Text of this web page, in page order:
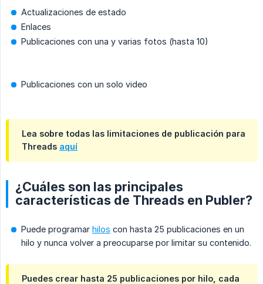
Actualizaciones de estado
Enlaces
Publicaciones con una y varias fotos (hasta 10)
Publicaciones con un solo video
Lea sobre todas las limitaciones de publicación para
Threads aquí
¿Cuáles son las principales
características de Threads en Publer?
Puede programar hilos con hasta 25 publicaciones en un
hilo y nunca volver a preocuparse por limitar su contenido.
Puedes crear hasta 25 publicaciones por hilo, cada